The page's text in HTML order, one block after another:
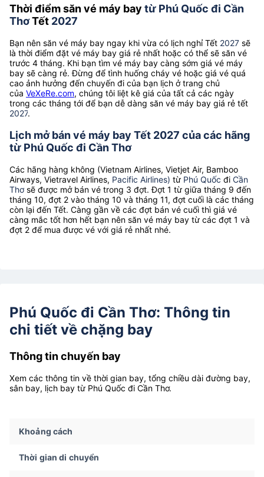
Thời điểm săn vé máy bay từ Phú Quốc đi Cần
ThơTết 2027
Bạn nên săn vé máy bay ngay khi vừa có lịch nghỉ Tết 2027 sẽ
là thời điểm đặt vé máy bay giá rẻ nhất hoặc có thể sẽ săn vé
trước 4 tháng. Khi bạn tìm vé máy bay càng sớm giá vé máy
bay sẽ càng rẻ. Đừng để tình huống cháy vé hoặc giá vé quá
cao ảnh hưởng đến chuyến đi của bạn lịch ở trang chủ
của VeXeRe.com, chúng tôi liệt kê giá của tất cả các ngày
trong các tháng tới để bạn dễ dàng săn vé máy bay giá rẻ tết
2027.
Lịch mở bán vé máy bay Tết 2027 của các hãng
từ Phú Quốc đi Cần Thơ
Các hãng hàng không (Vietnam Airlines, Vietjet Air, Bamboo
Airways, Vietravel Airlines, Pacific Airlines) từ Phú Quốc đi Cần
Thơ sẽ được mở bán vé trong 3 đợt. Đợt 1 từ giữa tháng 9 đến
tháng 10, đợt 2 vào tháng 10 và tháng 11, đợt cuối là các tháng
còn lại đến Tết. Càng gần về các đợt bán vé cuối thì giá vé
càng mắc tốt hơn hết bạn nên săn vé máy bay từ các đợt 1 và
đợt 2 để mua được vé với giá rẻ nhất nhé.
Phú Quốc đi Cần Thơ: Thông tin
chi tiết về chặng bay
Thông tin chuyến bay
Xem các thông tin về thời gian bay, tổng chiều dài đường bay,
sân bay, lịch bay từ Phú Quốc đi Cần Thơ.
Khoảng cách
Thời gian di chuyển